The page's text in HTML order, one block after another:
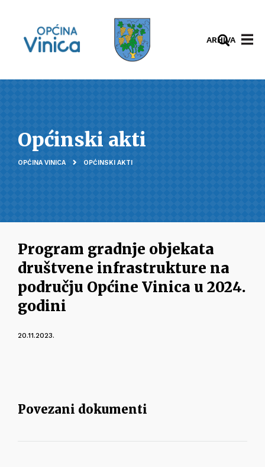
ARHIVA
Općinski akti
OPĆINA VINICA OPĆINSKI AKTI
Program gradnje objekata
društvene infrastrukture na
području Općine Vinica u 2024.
godini
20.11.2023.
Povezani dokumenti